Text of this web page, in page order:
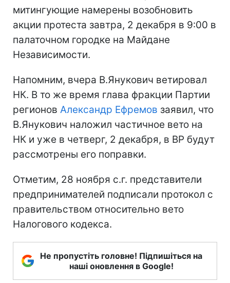
митингующие намерены возобновить
акции протеста завтра, 2 декабря в 9:00 в
палаточном городке на Майдане
Независимости.
Напомним, вчера В.Янукович ветировал
НК. В то же время глава фракции Партии
регионов Александр Ефремов заявил, что
В.Янукович наложил частичное вето на
НК и уже в четверг, 2 декабря, в ВР будут
рассмотрены его поправки.
Отметим, 28 ноября с.г. представители
предпринимателей подписали протокол с
правительством относительно вето
Налогового кодекса.
Не пропустіть головне! Підпишіться на
наші оновлення в Google!